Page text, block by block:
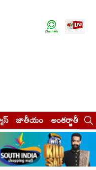
జాతీయం అంతర్జాతీయం